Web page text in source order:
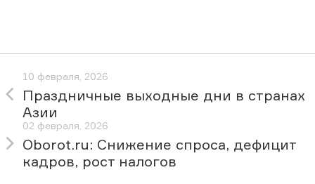
10 февраля, 2026
Праздничные выходные дни в странах
Азии
02 февраля, 2026
Oborot.ru: Снижение спроса, дефицит
кадров, рост налогов